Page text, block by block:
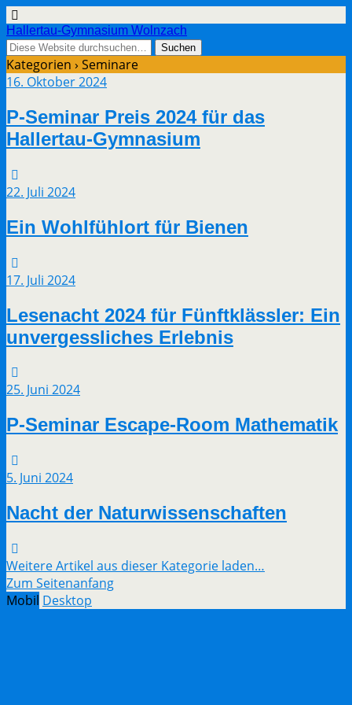
Hallertau-Gymnasium Wolnzach
Kategorien › Seminare
16. Oktober 2024
P-Seminar Preis 2024 für das
Hallertau-Gymnasium
22. Juli 2024
Ein Wohlfühlort für Bienen
17. Juli 2024
Lesenacht 2024 für Fünftklässler: Ein
unvergessliches Erlebnis
25. Juni 2024
P-Seminar Escape-Room Mathematik
5. Juni 2024
Nacht der Naturwissenschaften
Weitere Artikel aus dieser Kategorie laden…
Zum Seitenanfang
Mobil Desktop